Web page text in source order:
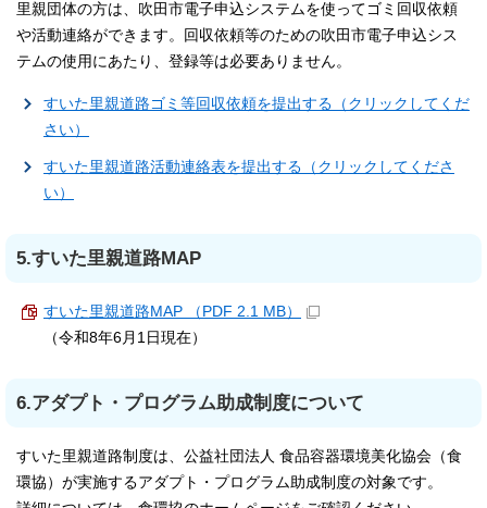
里親団体の方は、吹田市電子申込システムを使ってゴミ回収依頼
や活動連絡ができます。回収依頼等のための吹田市電子申込シス
テムの使用にあたり、登録等は必要ありません。
すいた里親道路ゴミ等回収依頼を提出する（クリックしてくだ
さい）
すいた里親道路活動連絡表を提出する（クリックしてくださ
い）
5.すいた里親道路MAP
すいた里親道路MAP （PDF 2.1 MB）
（令和8年6月1日現在）
6.アダプト・プログラム助成制度について
すいた里親道路制度は、公益社団法人 食品容器環境美化協会（食
環協）が実施するアダプト・プログラム助成制度の対象です。